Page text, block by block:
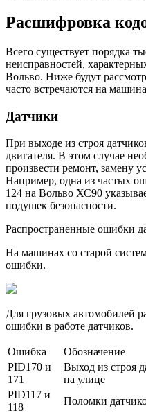
Расшифровка
Всего существует порядка
неисправностей,
Вольво. Ниже будут
часто встречаются на
Датчики
При выходе из строя
двигателя. В этом случае
произвести ремонт, замену
Например, одна из частых
124 на Вольво ХС90
подушек безопасности.
Распространенные ошибки
На машинах со старой
ошибки.
Для грузовых автомобилей
ошибки в работе датчиков.
Ошибка
Обозначение
PID170 и
171
Выход из строя
на улице
PID117 и
118
Поломки